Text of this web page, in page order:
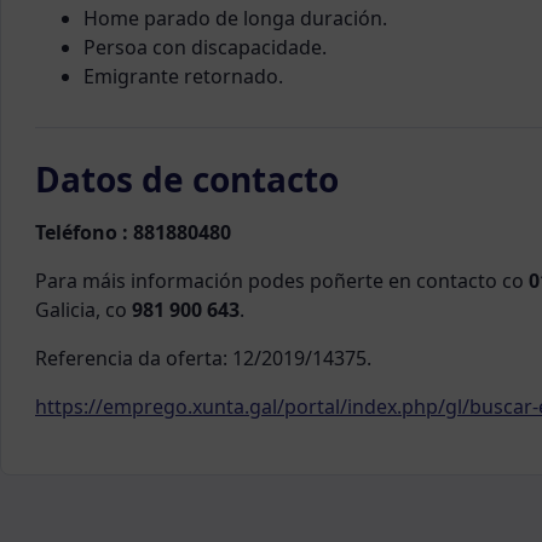
Home parado de longa duración.
Persoa con discapacidade.
Emigrante retornado.
Datos de contacto
Teléfono : 881880480
Para máis información podes poñerte en contacto co
Galicia, co 981 900 643.
Referencia da oferta: 12/2019/14375.
https://emprego.xunta.gal/portal/index.php/gl/